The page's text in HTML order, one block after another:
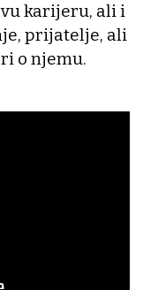
karijeru, ali i
prijatelje, ali
o njemu.